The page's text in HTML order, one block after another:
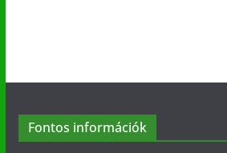
Fontos információk